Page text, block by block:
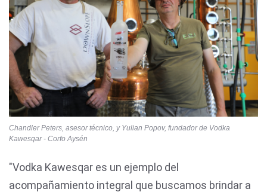
Chandler Peters, asesor técnico, y Yulian Popov, fundador de Vodka
Kawesqar - Corfo Aysén
"Vodka Kawesqar es un ejemplo del
acompañamiento integral que buscamos brindar a